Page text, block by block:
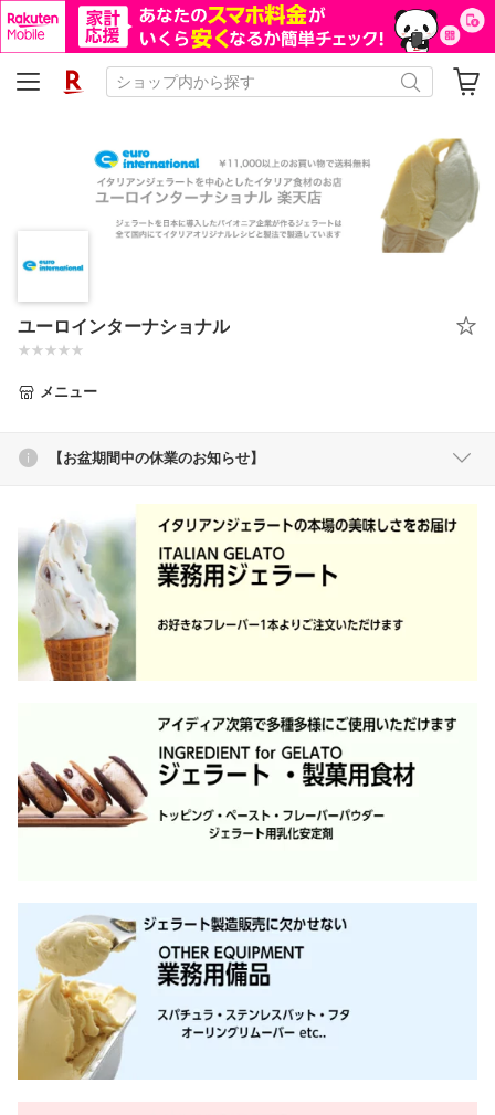
ユーロインターナショナル
メニュー
【お盆期間中の休業のお知らせ】